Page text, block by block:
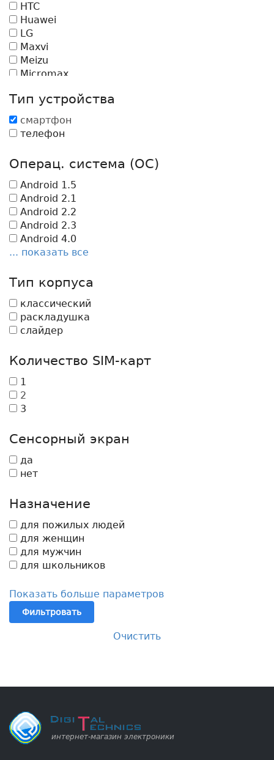
HTC
Huawei
LG
Maxvi
Meizu
Micromax
Motorola
Oysters
ZTE
BenQ
Caterpillar
iconBIT
Ross&Moor
Acer
Explay
Тип устройства
смартфон
телефон
Операц. система (ОС)
Android 1.5
Android 2.1
Android 2.2
Android 2.3
Android 4.0
... показать все
Тип корпуса
классический
раскладушка
слайдер
Количество SIM-карт
1
2
3
Сенсорный экран
да
нет
Назначение
для пожилых людей
для женщин
для мужчин
для школьников
Показать больше параметров
Фильтровать
Очистить